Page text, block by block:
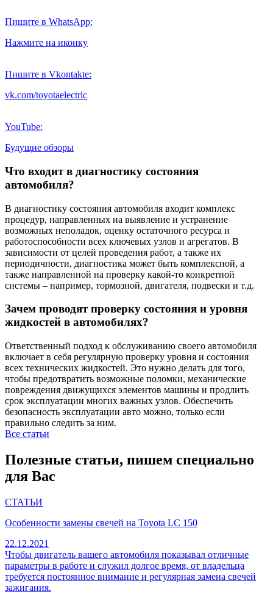
Пишите в WhatsApp:
Нажмите на иконку
Пишите в Vkontakte:
vk.com/toyotaelectric
YouTube:
Будущие обзоры
Что входит в диагностику состояния
автомобиля?
В диагностику состояния автомобиля входит комплекс
процедур, направленных на выявление и устранение
возможных неполадок, оценку остаточного ресурса и
работоспособности всех ключевых узлов и агрегатов. В
зависимости от целей проведения работ, а также их
периодичности, диагностика может быть комплексной, а
также направленной на проверку какой-то конкретной
системы – например, тормозной, двигателя, подвески и т.д.
Зачем проводят проверку состояния и уровня
жидкостей в автомобилях?
Ответственный подход к обслуживанию своего автомобиля
включает в себя регулярную проверку уровня и состояния
всех технических жидкостей. Это нужно делать для того,
чтобы предотвратить возможные поломки, механические
повреждения движущихся элементов машины и продлить
срок эксплуатации многих важных узлов. Обеспечить
безопасность эксплуатации авто можно, только если
правильно следить за ним.
Все статьи
Полезные статьи, пишем специально
для Вас
СТАТЬИ
Особенности замены свечей на Toyota LC 150
22.12.2021
Чтобы двигатель вашего автомобиля показывал отличные
параметры в работе и служил долгое время, от владельца
требуется постоянное внимание и регулярная замена свечей
зажигания.